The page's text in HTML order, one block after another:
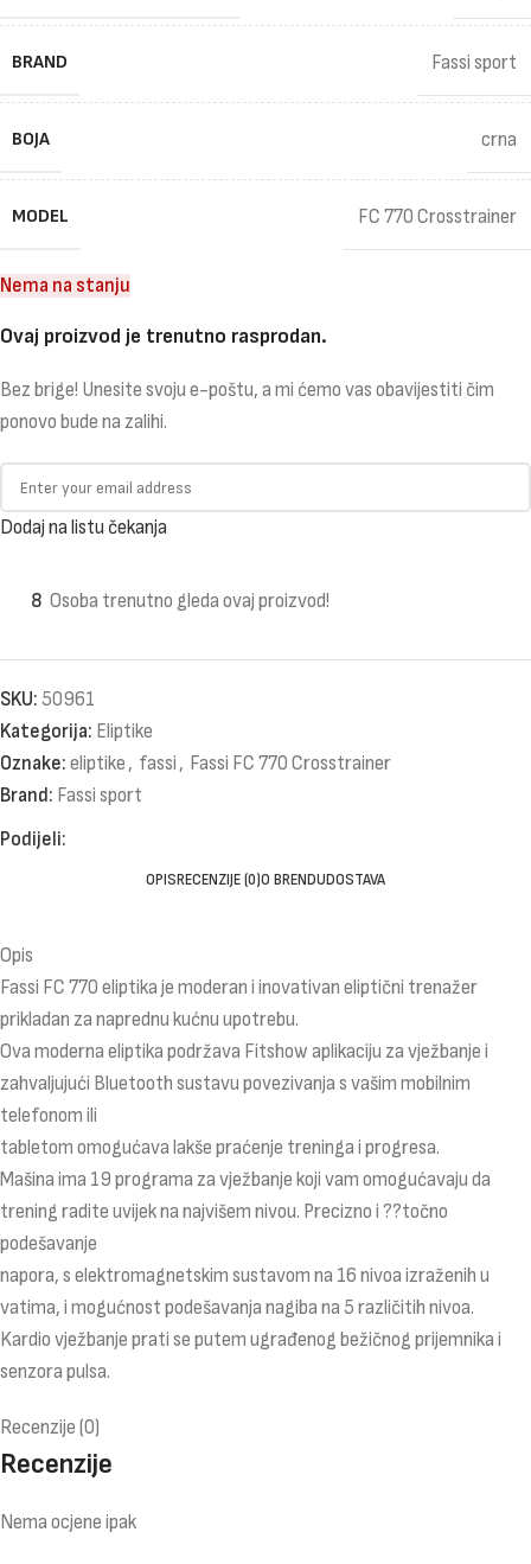
BRAND Fassi sport
BOJA crna
MODEL FC 770 Crosstrainer
Nema na stanju
Ovaj proizvod je trenutno rasprodan.
Bez brige! Unesite svoju e-poštu, a mi ćemo vas obavijestiti čim
ponovo bude na zalihi.
Dodaj na listu čekanja
8 Osoba trenutno gleda ovaj proizvod!
SKU: 50961
Kategorija: Eliptike
Oznake: eliptike , fassi , Fassi FC 770 Crosstrainer
Brand: Fassi sport
Podijeli:
OPISRECENZIJE (0)O BRENDUDOSTAVA
Opis
Fassi FC 770 eliptika je moderan i inovativan eliptični trenažer
prikladan za naprednu kućnu upotrebu.
Ova moderna eliptika podržava Fitshow aplikaciju za vježbanje i
zahvaljujući Bluetooth sustavu povezivanja s vašim mobilnim
telefonom ili
tabletom omogućava lakše praćenje treninga i progresa.
Mašina ima 19 programa za vježbanje koji vam omogućavaju da
trening radite uvijek na najvišem nivou. Precizno i ??točno
podešavanje
napora, s elektromagnetskim sustavom na 16 nivoa izraženih u
vatima, i mogućnost podešavanja nagiba na 5 različitih nivoa.
Kardio vježbanje prati se putem ugrađenog bežičnog prijemnika i
senzora pulsa.
Recenzije (0)
Recenzije
Nema ocjene ipak